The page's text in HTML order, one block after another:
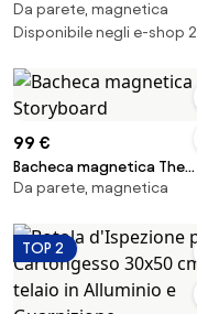
Da parete, magnetica
Disponibile negli e-shop 2
99 €
Bacheca magnetica The
Storyboard
Da parete, magnetica
TOP 2